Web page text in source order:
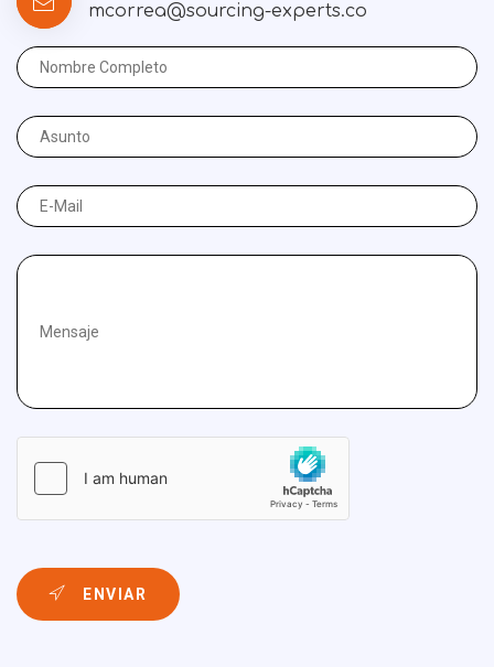
mcorrea@sourcing-experts.co
ENVIAR